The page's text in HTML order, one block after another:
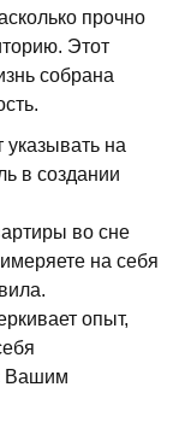
прочно
Этот
собрана
на
в создании
во сне
на себя
опыт,
Вашим